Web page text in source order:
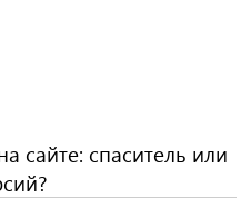
сайте: спаситель или